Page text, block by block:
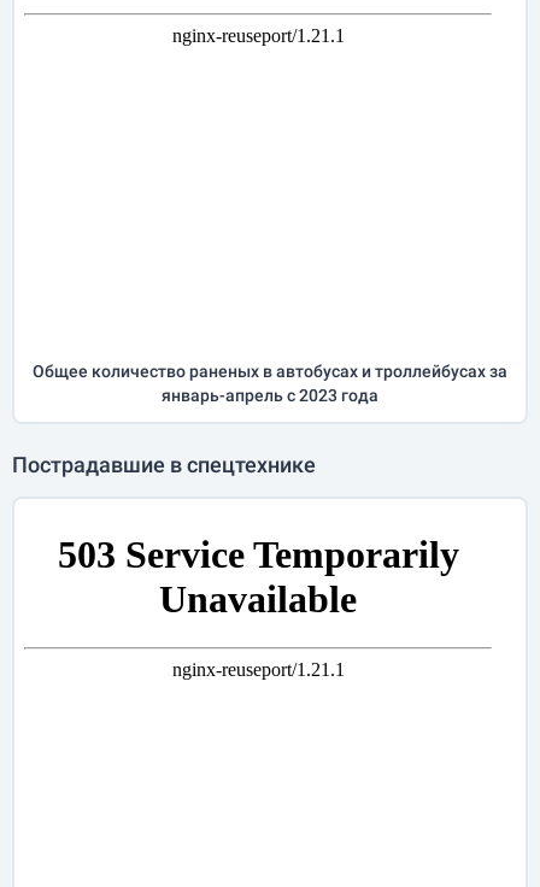
Общее количество раненых в автобусах и троллейбусах за
январь-апрельс 2023 года
Пострадавшие в спецтехнике